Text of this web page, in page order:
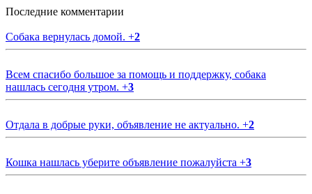
Последние комментарии
Собака вернулась домой. +2
Всем спасибо большое за помощь и поддержку, собака
нашлась сегодня утром. +3
Отдала в добрые руки, объявление не актуально. +2
Кошка нашлась уберите объявление пожалуйста +3